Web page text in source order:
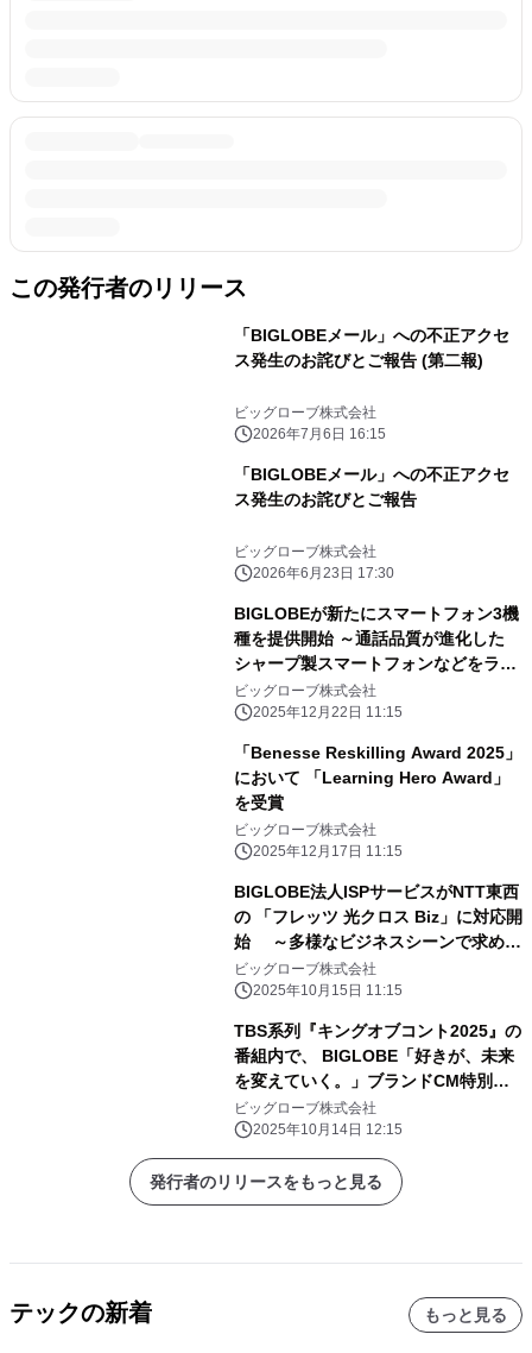
この発行者のリリース
「BIGLOBEメール」への不正アクセ
ス発生のお詫びとご報告 (第二報)
ビッグローブ株式会社
2026年7月6日 16:15
「BIGLOBEメール」への不正アクセ
ス発生のお詫びとご報告
ビッグローブ株式会社
2026年6月23日 17:30
BIGLOBEが新たにスマートフォン3機
種を提供開始 ～通話品質が進化した
シャープ製スマートフォンなどをライ
ンアップに追加～
ビッグローブ株式会社
2025年12月22日 11:15
「Benesse Reskilling Award 2025」
において 「Learning Hero Award」
を受賞
ビッグローブ株式会社
2025年12月17日 11:15
BIGLOBE法人ISPサービスがNTT東西
の 「フレッツ 光クロス Biz」に対応開
始 ～多様なビジネスシーンで求めら
れる高速・高品質な インターネット環
境を法人向けに提供～
ビッグローブ株式会社
2025年10月15日 11:15
TBS系列『キングオブコント2025』の
番組内で、 BIGLOBE「好きが、未来
を変えていく。」ブランドCM特別篇
放映 ～バイきんぐが「好き」を貫くこ
との大切さを、 過去と現在の対比を交
えて表現～
ビッグローブ株式会社
2025年10月14日 12:15
発行者のリリースをもっと見る
テックの新着 もっと見る